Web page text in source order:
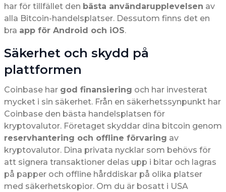
har för tillfället den bästa användarupplevelsen av
alla Bitcoin-handelsplatser. Dessutom finns det en
bra app för Android och iOS.
Säkerhet och skydd på
plattformen
Coinbase har god finansiering och har investerat
mycket i sin säkerhet. Från en säkerhetssynpunkt har
Coinbase den bästa handelsplatsen för
kryptovalutor. Företaget skyddar dina bitcoin genom
reservhantering och offline förvaring av
kryptovalutor. Dina privata nycklar som behövs för
att signera transaktioner delas upp i bitar och lagras
på papper och offline hårddiskar på olika platser
med säkerhetskopior. Om du är bosatt i USA